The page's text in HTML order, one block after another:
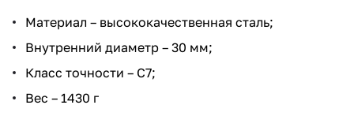
Материал – высококачественная сталь;
Внутренний диаметр – 30 мм;
Класс точности – С7;
Вес – 1430 г